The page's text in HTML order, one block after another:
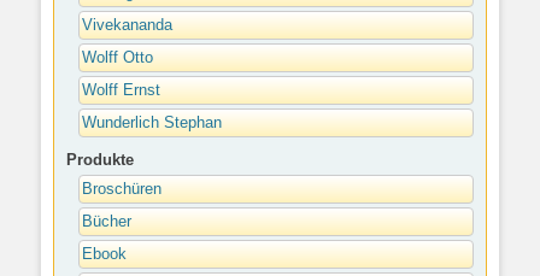
Vivekananda
Wolff Otto
Wolff Ernst
Wunderlich Stephan
Produkte
Broschüren
Bücher
Ebook